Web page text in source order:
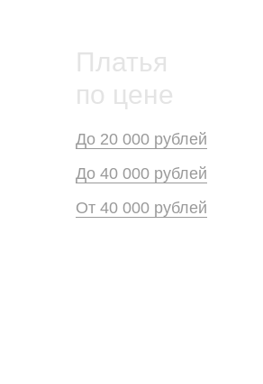
Платья
по цене
До 20 000 рублей
До 40 000 рублей
От 40 000 рублей